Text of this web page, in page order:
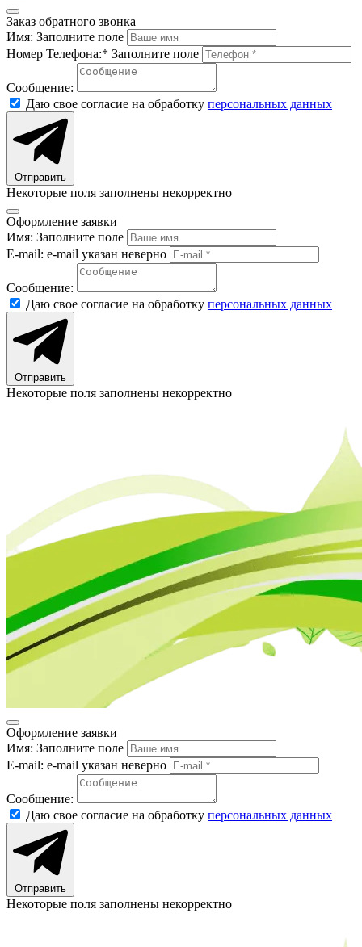
Заказ обратного звонка
Имя: Заполните поле
Номер Телефона:* Заполните поле
Сообщение:
Даю свое согласие на обработку персональных данных
Отправить
Некоторые поля заполнены некорректно
Оформление заявки
Имя: Заполните поле
E-mail: e-mail указан неверно
Сообщение:
Даю свое согласие на обработку персональных данных
Отправить
Некоторые поля заполнены некорректно
Оформление заявки
Имя: Заполните поле
E-mail: e-mail указан неверно
Сообщение:
Даю свое согласие на обработку персональных данных
Отправить
Некоторые поля заполнены некорректно